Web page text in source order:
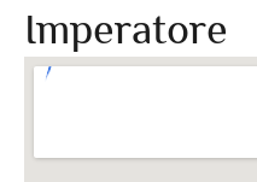
Imperatore